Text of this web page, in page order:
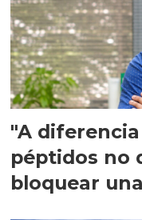
"A
péptidos no
bloquear